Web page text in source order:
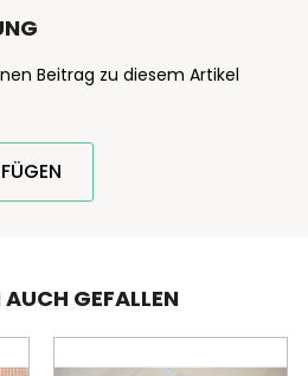
Beitrag zu diesem Artikel
GEFALLEN